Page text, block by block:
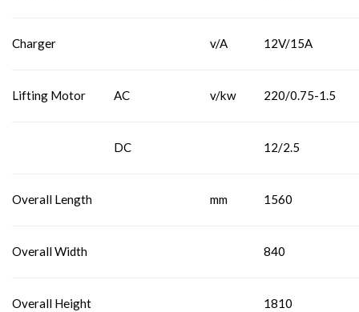
Charger v/A 12V/15A
Lifting Motor AC v/kw 220/0.75-1.5
DC 12/2.5
Overall Length mm 1560
Overall Width 840
Overall Height 1810